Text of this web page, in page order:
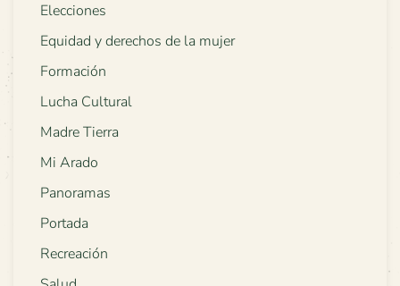
Elecciones
Equidad y derechos de la mujer
Formación
Lucha Cultural
Madre Tierra
Mi Arado
Panoramas
Portada
Recreación